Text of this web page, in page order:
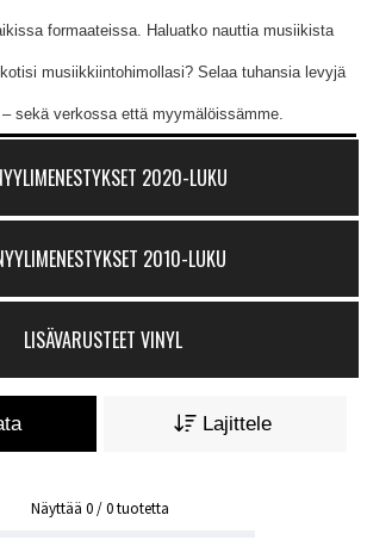
formaateissa. Haluatko nauttia musiikista
musiikkiintohimollasi? Selaa tuhansia levyjä
sekä verkossa että myymälöissämme.
2020-LUKU
2010-LUKU
LISÄVARUSTEET VINYL
Lajittele
Näyttää 0/0tuotetta